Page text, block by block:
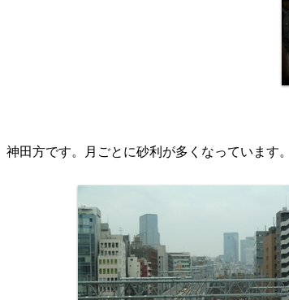
神田方です。月ごとに砂利が多くなっています